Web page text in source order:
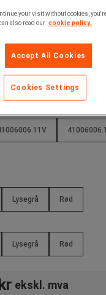
7016 7035
Lysegrå Rød
Lysegrå Rød
ekskl. mva
your visit without cookies,
also read our cookie policy.
Accept All Cookies
Cookies Settings